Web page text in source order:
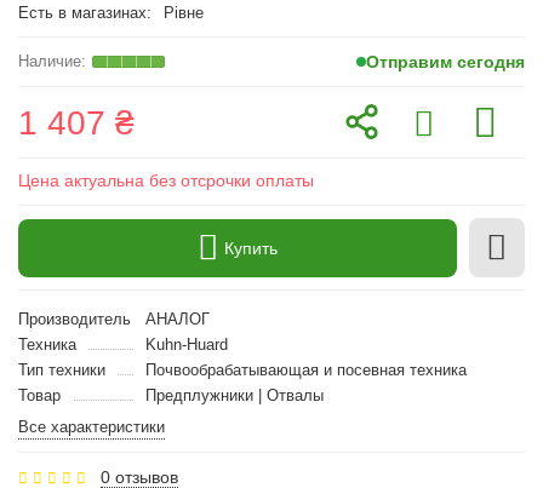
Есть в магазинах:
Рівне
Отправим сегодня
1 407 ₴
Цена актуальна без отсрочки оплаты
Купить
Производитель
АНАЛОГ
Техника
Kuhn-Huard
Тип техники
Почвообрабатывающая и посевная техника
Товар
Предплужники | Отвалы
Все характеристики
0 отзывов